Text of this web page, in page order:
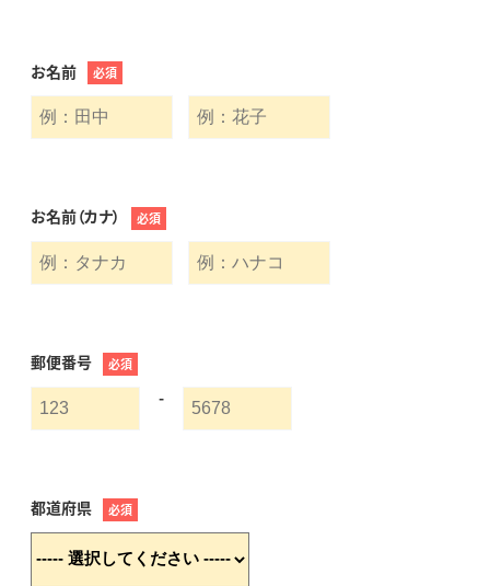
お名前 必須
お名前（カナ） 必須
郵便番号 必須
-
都道府県 必須